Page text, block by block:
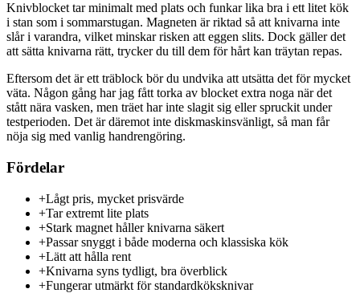
Knivblocket tar minimalt med plats och funkar lika bra i ett litet kök
i stan som i sommarstugan. Magneten är riktad så att knivarna inte
slår i varandra, vilket minskar risken att eggen slits. Dock gäller det
att sätta knivarna rätt, trycker du till dem för hårt kan träytan repas.
Eftersom det är ett träblock bör du undvika att utsätta det för mycket
väta. Någon gång har jag fått torka av blocket extra noga när det
stått nära vasken, men träet har inte slagit sig eller spruckit under
testperioden. Det är däremot inte diskmaskinsvänligt, så man får
nöja sig med vanlig handrengöring.
Fördelar
+Lågt pris, mycket prisvärde
+Tar extremt lite plats
+Stark magnet håller knivarna säkert
+Passar snyggt i både moderna och klassiska kök
+Lätt att hålla rent
+Knivarna syns tydligt, bra överblick
+Fungerar utmärkt för standardköksknivar